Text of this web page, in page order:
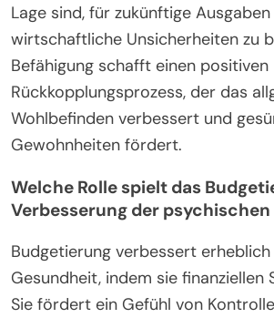
Lage sind, für zukünftige
wirtschaftliche Unsicherheiten zu
Befähigung schafft einen positiven
Rückkopplungsprozess, der das
Wohlbefinden verbessert und
Gewohnheiten fördert.
Welche Rolle spielt das
Verbesserung der
Budgetierung verbessert
Gesundheit, indem sie finanziellen
Sie fördert ein Gefühl von